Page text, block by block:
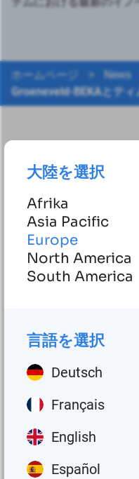
大陸を選択
Afrika
Asia Pacific
Europe
North America
South America
言語を選択
Deutsch
Français
English
Español
ホームページ > News
Groeneveld-BEKAとティ
るGroeneveld-BEKA社
た。4月7日から13日ま
るこの見本市で、
239にて、潤滑システム
展示する。
アップタイム最大化への
今年、Groeneveld-
とパワートランスミッ
ティムケン社の仲間と
ローチは、来場者に幅
対応する統合ソリュー